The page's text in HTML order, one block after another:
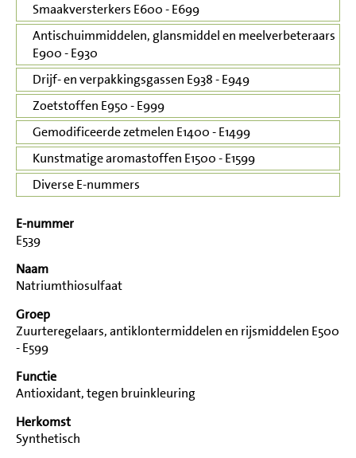
Smaakversterkers E600 - E699
Antischuimmiddelen, glansmiddel en meelverbeteraars
E900 - E930
Drijf- en verpakkingsgassen E938 - E949
Zoetstoffen E950 - E999
Gemodificeerde zetmelen E1400 - E1499
Kunstmatige aromastoffen E1500 - E1599
Diverse E-nummers
E-nummer
E539
Naam
Natriumthiosulfaat
Groep
Zuurteregelaars, antiklontermiddelen en rijsmiddelen E500
- E599
Functie
Antioxidant, tegen bruinkleuring
Herkomst
Synthetisch